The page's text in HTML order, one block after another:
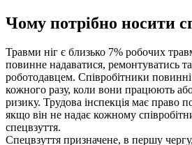
Чому потрібно носити
Травми ніг є близько 7% робочих
повинне надаватися, ремонтуватись
роботодавцем. Співробітники
кожного разу, коли вони працюють
ризику. Трудова інспекція має право
якщо він не надає кожному
спецвзуття.
Спецвзуття призначене, в першу